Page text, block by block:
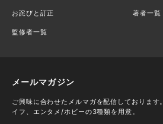
お詫びと訂正 著者一覧
監修者一覧
メールマガジン
ご興味に合わせたメルマガを配信しております
イフ、エンタメ/ホビーの3種類を用意。